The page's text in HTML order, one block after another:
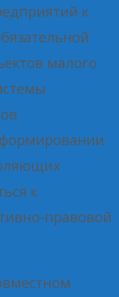
к
малого
к
правовой